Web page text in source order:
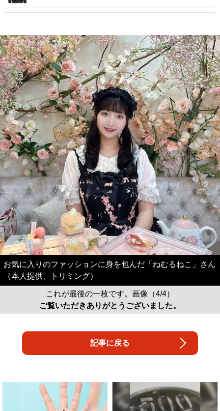
お気に入りのファッションに身を包んだ「ねむるねこ」さん
（本人提供、トリミング）
これが最後の一枚です。画像（4/4）
ご覧いただきありがとうございました。
記事に戻る